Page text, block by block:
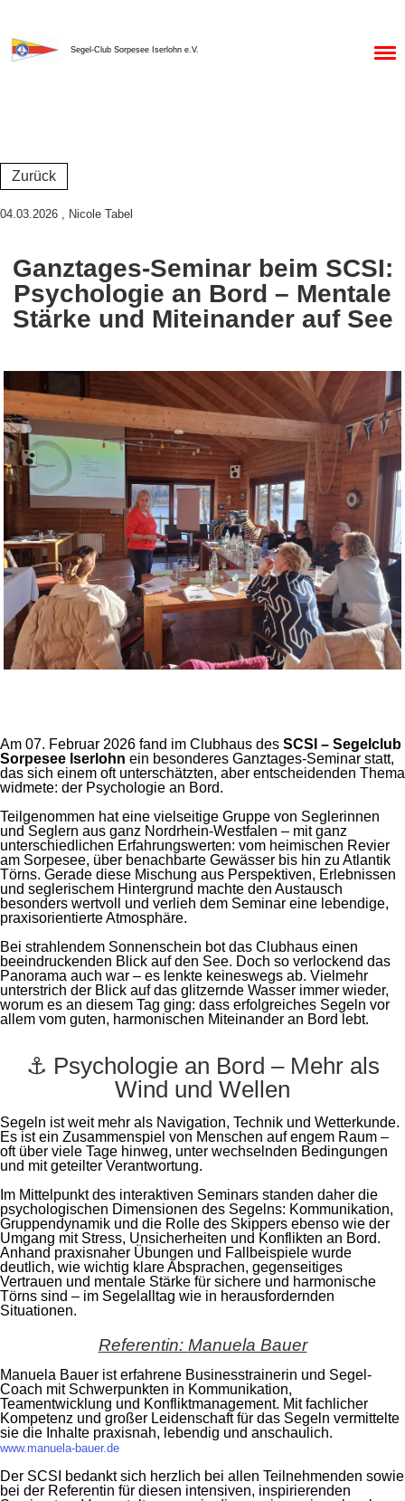
Segel-Club Sorpesee Iserlohn e.V.
Zurück
04.03.2026 , Nicole Tabel
Ganztages-Seminar beim SCSI:
Psychologie an Bord – Mentale
Stärke und Miteinander auf See
Am 07. Februar 2026 fand im Clubhaus des SCSI – Segelclub
Sorpesee Iserlohn ein besonderes Ganztages-Seminar statt,
das sich einem oft unterschätzten, aber entscheidenden Thema
widmete: der Psychologie an Bord.
Teilgenommen hat eine vielseitige Gruppe von Seglerinnen
und Seglern aus ganz Nordrhein-Westfalen – mit ganz
unterschiedlichen Erfahrungswerten: vom heimischen Revier
am Sorpesee, über benachbarte Gewässer bis hin zu Atlantik
Törns. Gerade diese Mischung aus Perspektiven, Erlebnissen
und seglerischem Hintergrund machte den Austausch
besonders wertvoll und verlieh dem Seminar eine lebendige,
praxisorientierte Atmosphäre.
Bei strahlendem Sonnenschein bot das Clubhaus einen
beeindruckenden Blick auf den See. Doch so verlockend das
Panorama auch war – es lenkte keineswegs ab. Vielmehr
unterstrich der Blick auf das glitzernde Wasser immer wieder,
worum es an diesem Tag ging: dass erfolgreiches Segeln vor
allem vom guten, harmonischen Miteinander an Bord lebt.
⚓ Psychologie an Bord – Mehr als
Wind und Wellen
Segeln ist weit mehr als Navigation, Technik und Wetterkunde.
Es ist ein Zusammenspiel von Menschen auf engem Raum –
oft über viele Tage hinweg, unter wechselnden Bedingungen
und mit geteilter Verantwortung.
Im Mittelpunkt des interaktiven Seminars standen daher die
psychologischen Dimensionen des Segelns: Kommunikation,
Gruppendynamik und die Rolle des Skippers ebenso wie der
Umgang mit Stress, Unsicherheiten und Konflikten an Bord.
Anhand praxisnaher Übungen und Fallbeispiele wurde
deutlich, wie wichtig klare Absprachen, gegenseitiges
Vertrauen und mentale Stärke für sichere und harmonische
Törns sind – im Segelalltag wie in herausfordernden
Situationen.
Referentin: Manuela Bauer
Manuela Bauer ist erfahrene Businesstrainerin und Segel-
Coach mit Schwerpunkten in Kommunikation,
Teamentwicklung und Konfliktmanagement. Mit fachlicher
Kompetenz und großer Leidenschaft für das Segeln vermittelte
sie die Inhalte praxisnah, lebendig und anschaulich.
www.manuela-bauer.de
Der SCSI bedankt sich herzlich bei allen Teilnehmenden sowie
bei der Referentin für diesen intensiven, inspirierenden